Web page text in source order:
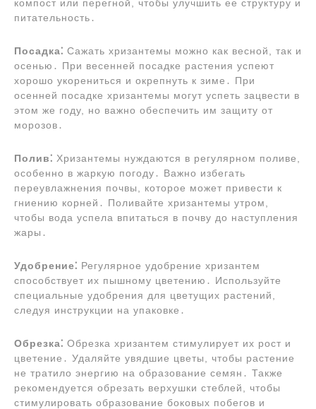
компост или перегной, чтобы улучшить ее структуру и
питательность․
Посадка⁚ Сажать хризантемы можно как весной, так и
осенью․ При весенней посадке растения успеют
хорошо укорениться и окрепнуть к зиме․ При
осенней посадке хризантемы могут успеть зацвести в
этом же году, но важно обеспечить им защиту от
морозов․
Полив⁚ Хризантемы нуждаются в регулярном поливе,
особенно в жаркую погоду․ Важно избегать
переувлажнения почвы, которое может привести к
гниению корней․ Поливайте хризантемы утром,
чтобы вода успела впитаться в почву до наступления
жары․
Удобрение⁚ Регулярное удобрение хризантем
способствует их пышному цветению․ Используйте
специальные удобрения для цветущих растений,
следуя инструкции на упаковке․
Обрезка⁚ Обрезка хризантем стимулирует их рост и
цветение․ Удаляйте увядшие цветы, чтобы растение
не тратило энергию на образование семян․ Также
рекомендуется обрезать верхушки стеблей, чтобы
стимулировать образование боковых побегов и